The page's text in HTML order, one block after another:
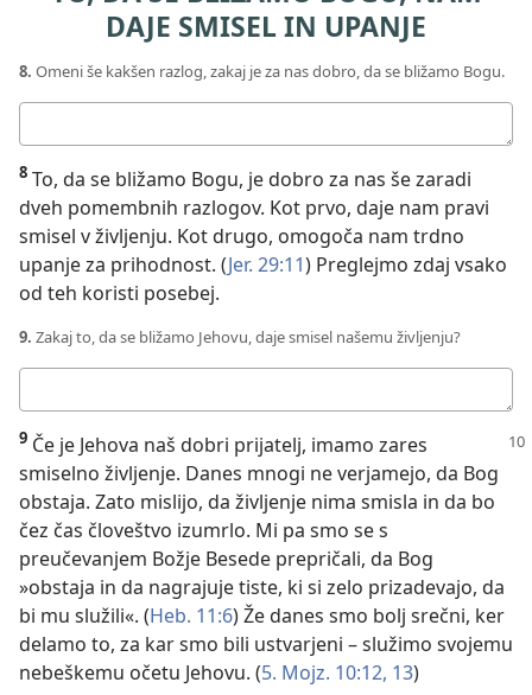
DAJE SMISEL IN UPANJE
8. Omeni še kakšen razlog, zakaj je za nas dobro, da se bližamo Bogu.
odgovor:
8 To, da se bližamo Bogu, je dobro za nas še zaradi
dveh pomembnih razlogov. Kot prvo, daje nam pravi
smisel v življenju. Kot drugo, omogoča nam trdno
upanje za prihodnost. (Jer. 29:11) Preglejmo zdaj vsako
od teh koristi posebej.
9. Zakaj to, da se bližamo Jehovu, daje smisel našemu življenju?
odgovor:
9 Če je Jehova naš dobri prijatelj, imamo zares
smiselno življenje. Danes mnogi ne verjamejo, da Bog
obstaja. Zato mislijo, da življenje nima smisla in da bo
čez čas človeštvo izumrlo. Mi pa smo se s
preučevanjem Božje Besede prepričali, da Bog
»obstaja in da nagrajuje tiste, ki si zelo prizadevajo, da
bi mu služili«. (Heb. 11:6) Že danes smo bolj srečni, ker
delamo to, za kar smo bili ustvarjeni – služimo svojemu
nebeškemu očetu Jehovu. (5. Mojz. 10:12, 13)